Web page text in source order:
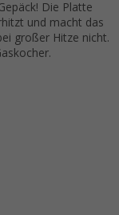
Die Platte
und macht das
großer Hitze nicht.